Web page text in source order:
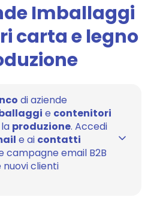
Imballaggi
carta e legno
di aziende
e contenitori
produzione. Accedi
e ai contatti
campagne email B2B
clienti